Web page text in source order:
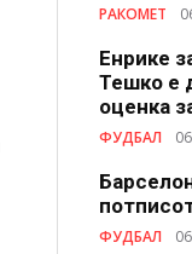
РАКОМЕТ
Енрике
Тешко е
оценка
ФУДБАЛ
ФУДБАЛ